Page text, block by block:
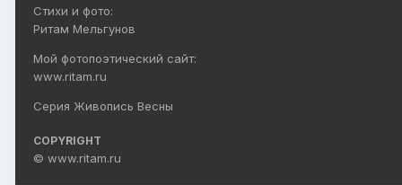
Стихи и фото:
Ритам Мельгунов
Мой фотопоэтический сайт:
www.ritam.ru
Серия Живопись Весны
COPYRIGHT
© www.ritam.ru